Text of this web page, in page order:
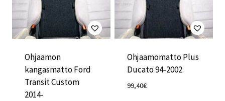
Ohjaamon
kangasmatto Ford
Transit Custom
2014-
Ohjaamomatto Plus
Ducato 94-2002
99,40€